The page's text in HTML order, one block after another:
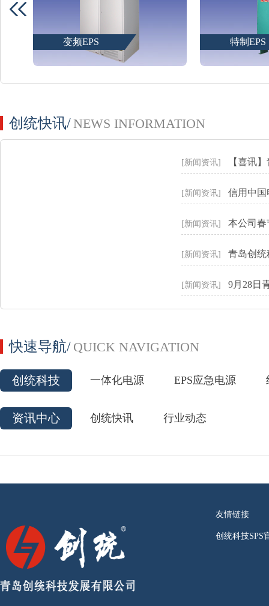
变频EPS 特制EPS
创统快讯/NEWS INFORMATION
[新闻资讯] 【喜讯
[新闻资讯] 信用中
[新闻资讯] 本公司春
[新闻资讯] 青岛创统
[新闻资讯] 9月28日
快速导航/ QUICK NAVIGATION
创统科技 一体化电源 EPS应急电源
资讯中心 创统快讯 行业动态
友情链接
创统科技SPS